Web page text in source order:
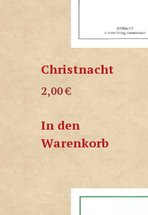
Christnacht
2,00€
In den
Warenkorb